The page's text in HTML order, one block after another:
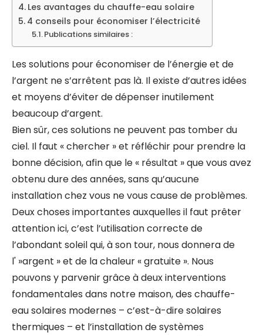
Les avantages du chauffe-eau solaire
4 conseils pour économiser l’électricité
Publications similaires :
Les solutions pour économiser de l’énergie et de
l’argent ne s’arrêtent pas là. Il existe d’autres idées
et moyens d’éviter de dépenser inutilement
beaucoup d’argent.
Bien sûr, ces solutions ne peuvent pas tomber du
ciel. Il faut « chercher » et réfléchir pour prendre la
bonne décision, afin que le « résultat » que vous avez
obtenu dure des années, sans qu’aucune
installation chez vous ne vous cause de problèmes.
Deux choses importantes auxquelles il faut prêter
attention ici, c’est l’utilisation correcte de
l’abondant soleil qui, à son tour, nous donnera de
l' »argent » et de la chaleur « gratuite ». Nous
pouvons y parvenir grâce à deux interventions
fondamentales dans notre maison, des chauffe-
eau solaires modernes – c’est-à-dire solaires
thermiques – et l’installation de systèmes